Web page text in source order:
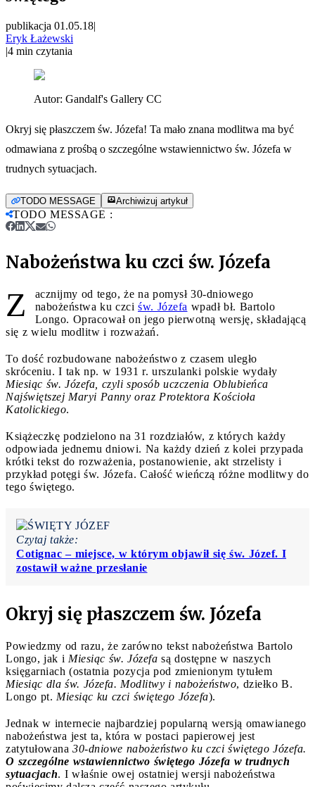
publikacja 01.05.18|
Eryk Łażewski
|4 min czytania
Autor: Gandalf's Gallery CC
Okryj się płaszczem św. Józefa! Ta mało znana modlitwa ma być
odmawiana z prośbą o szczególne wstawiennictwo św. Józefa w
trudnych sytuacjach.
TODO MESSAGE Archiwizuj artykuł
TODO MESSAGE :
Nabożeństwa ku czci św. Józefa
Z
acznijmy od tego, że na pomysł 30-dniowego
nabożeństwa ku czci św. Józefa wpadł bł. Bartolo
Longo. Opracował on jego pierwotną wersję, składającą
się z wielu modlitw i rozważań.
To dość rozbudowane nabożeństwo z czasem uległo
skróceniu. I tak np. w 1931 r. urszulanki polskie wydały
Miesiąc św. Józefa, czyli sposób uczczenia Oblubieńca
Najświętszej Maryi Panny oraz Protektora Kościoła
Katolickiego.
Książeczkę podzielono na 31 rozdziałów, z których każdy
odpowiada jednemu dniowi. Na każdy dzień z kolei przypada
krótki tekst do rozważenia, postanowienie, akt strzelisty i
przykład potęgi św. Józefa. Całość wieńczą różne modlitwy do
tego świętego.
Czytaj także:
Cotignac – miejsce, w którym objawił się św. Józef. I
zostawił ważne przesłanie
Okryj się płaszczem św. Józefa
Powiedzmy od razu, że zarówno tekst nabożeństwa Bartolo
Longo, jak i Miesiąc św. Józefa są dostępne w naszych
księgarniach (ostatnia pozycja pod zmienionym tytułem
Miesiąc dla św. Józefa. Modlitwy i nabożeństwo, dziełko B.
Longo pt. Miesiąc ku czci świętego Józefa).
Jednak w internecie najbardziej popularną wersją omawianego
nabożeństwa jest ta, która w postaci papierowej jest
zatytułowana 30-dniowe nabożeństwo ku czci świętego Józefa.
O szczególne wstawiennictwo świętego Józefa w trudnych
sytuacjach. I właśnie owej ostatniej wersji nabożeństwa